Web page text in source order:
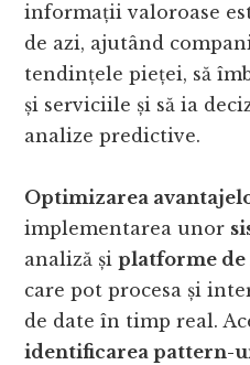
informații valoroase
de azi, ajutând
tendințele pieței, să
și serviciile și să ia
analize predictive.
Optimizarea
implementarea unor
analiză șiplatforme
care pot procesa și
de date în timp real.
identificarea pattern-